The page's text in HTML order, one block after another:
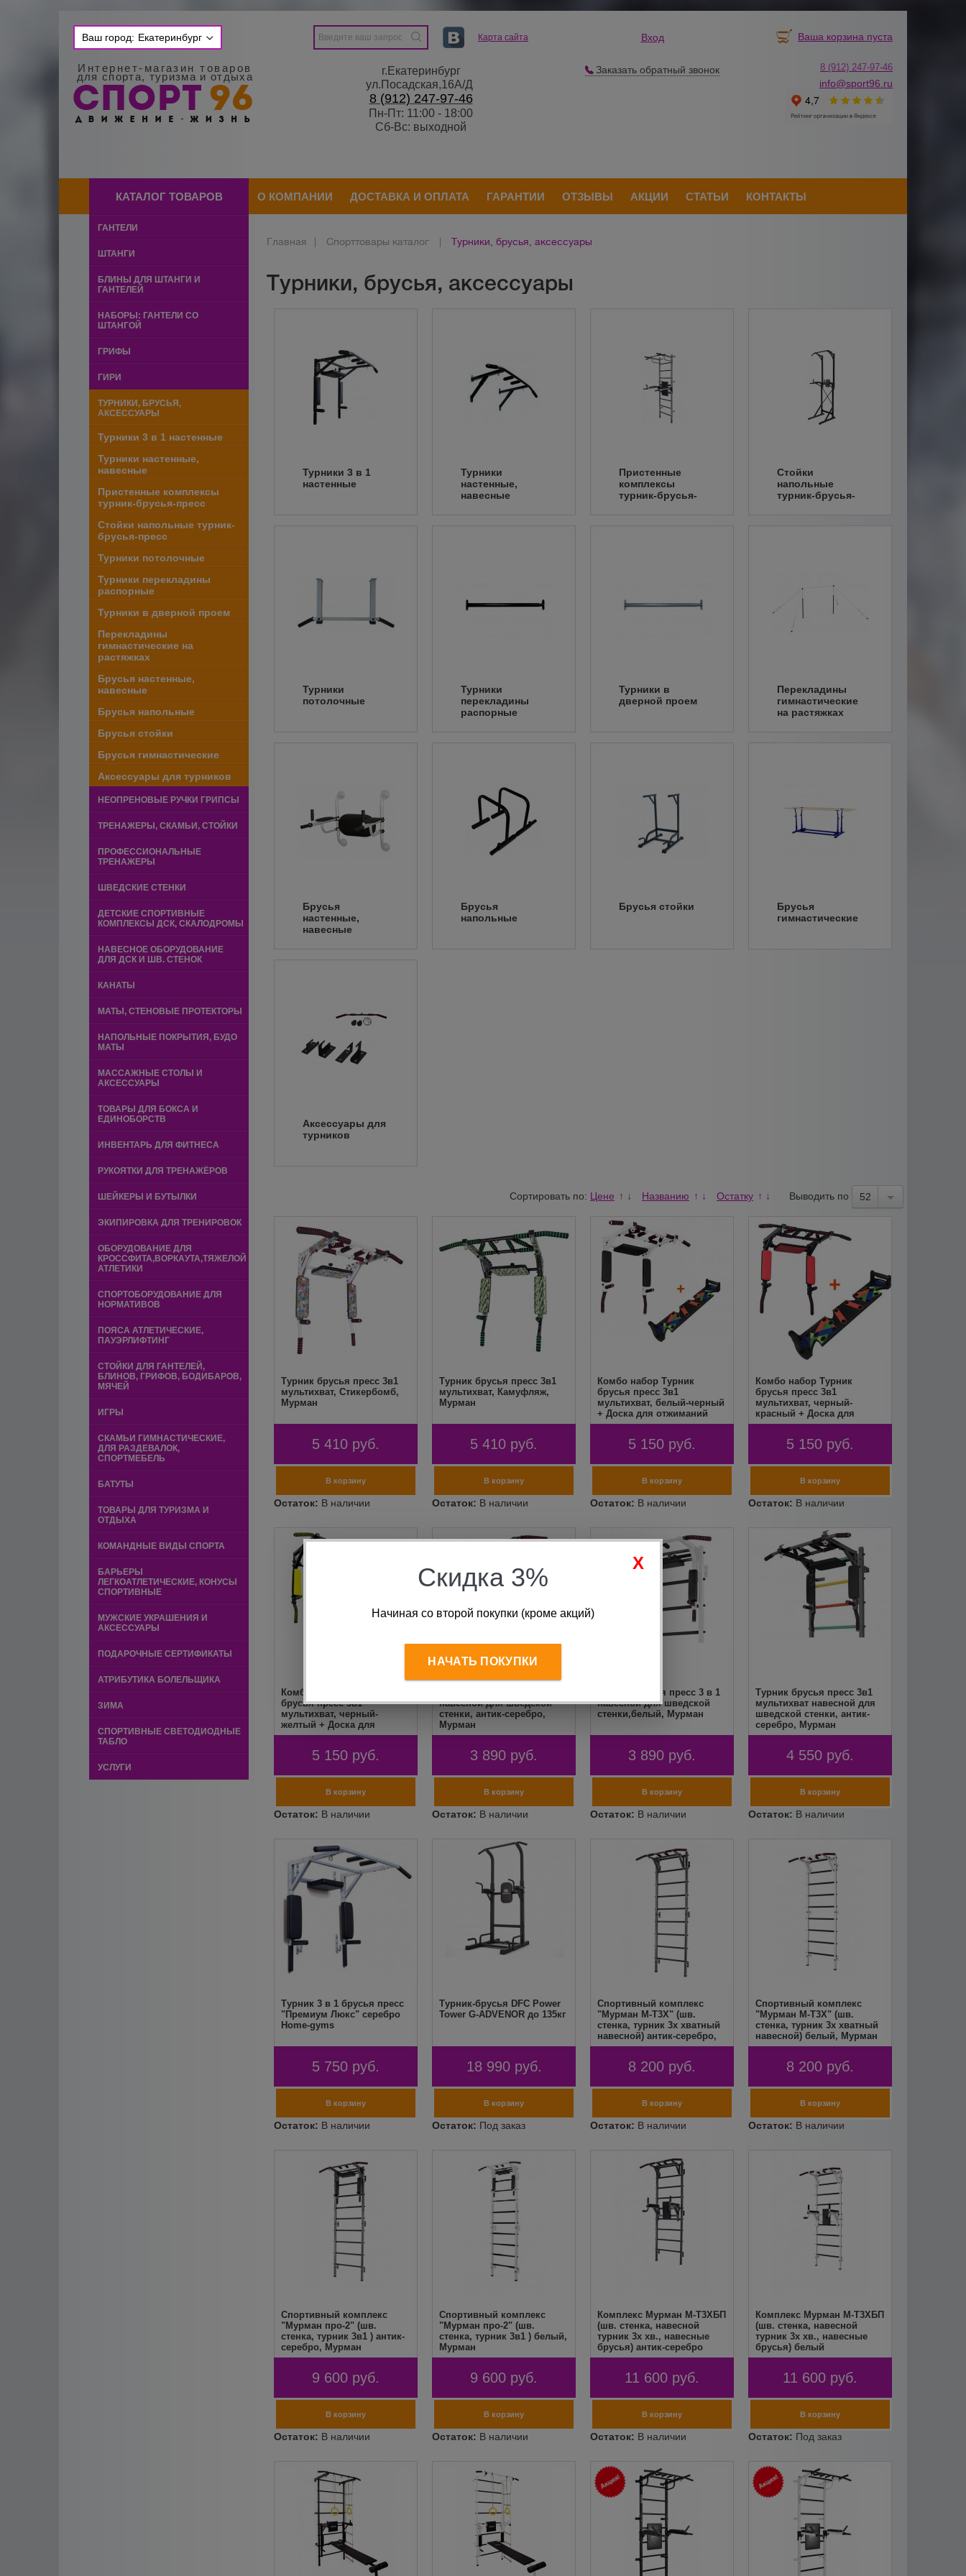
Ваш город: Екатеринбург
Интернет-магазин товаров
для спорта, туризма и отдыха
Карта сайта
г.Екатеринбург
ул.Посадская,16А/Д
8 (912) 247-97-46
Пн-Пт: 11:00 - 18:00
Сб-Вс: выходной
Вход
Заказать обратный звонок
Ваша корзина пуста
8 (912) 247-97-46
info@sport96.ru
КАТАЛОГ ТОВАРОВ О КОМПАНИИ ДОСТАВКА И ОПЛАТА ГАРАНТИИ ОТЗЫВЫ АКЦИИ СТАТЬИ КОНТАКТЫ
ГАНТЕЛИ
ШТАНГИ
БЛИНЫ ДЛЯ ШТАНГИ И
ГАНТЕЛЕЙ
НАБОРЫ: ГАНТЕЛИ СО
ШТАНГОЙ
ГРИФЫ
ГИРИ
ТУРНИКИ, БРУСЬЯ,
АКСЕССУАРЫ
Турники 3 в 1 настенные
Турники настенные,
навесные
Пристенные комплексы
турник-брусья-пресс
Стойки напольные турник-
брусья-пресс
Турники потолочные
Турники перекладины
распорные
Турники в дверной проем
Перекладины
гимнастические на
растяжках
Брусья настенные,
навесные
Брусья напольные
Брусья стойки
Брусья гимнастические
Аксессуары для турников
НЕОПРЕНОВЫЕ РУЧКИ ГРИПСЫ
ТРЕНАЖЕРЫ, СКАМЬИ, СТОЙКИ
ПРОФЕССИОНАЛЬНЫЕ
ТРЕНАЖЕРЫ
ШВЕДСКИЕ СТЕНКИ
ДЕТСКИЕ СПОРТИВНЫЕ
КОМПЛЕКСЫ ДСК, СКАЛОДРОМЫ
НАВЕСНОЕ ОБОРУДОВАНИЕ
ДЛЯ ДСК И ШВ. СТЕНОК
КАНАТЫ
МАТЫ, СТЕНОВЫЕ ПРОТЕКТОРЫ
НАПОЛЬНЫЕ ПОКРЫТИЯ, БУДО
МАТЫ
МАССАЖНЫЕ СТОЛЫ И
АКСЕССУАРЫ
ТОВАРЫ ДЛЯ БОКСА И
ЕДИНОБОРСТВ
ИНВЕНТАРЬ ДЛЯ ФИТНЕСА
РУКОЯТКИ ДЛЯ ТРЕНАЖЁРОВ
ШЕЙКЕРЫ И БУТЫЛКИ
ЭКИПИРОВКА ДЛЯ ТРЕНИРОВОК
ОБОРУДОВАНИЕ ДЛЯ
КРОССФИТА,ВОРКАУТА,ТЯЖЕЛОЙ
АТЛЕТИКИ
СПОРТОБОРУДОВАНИЕ ДЛЯ
НОРМАТИВОВ
ПОЯСА АТЛЕТИЧЕСКИЕ,
ПАУЭРЛИФТИНГ
СТОЙКИ ДЛЯ ГАНТЕЛЕЙ,
БЛИНОВ, ГРИФОВ, БОДИБАРОВ,
МЯЧЕЙ
ИГРЫ
СКАМЬИ ГИМНАСТИЧЕСКИЕ,
ДЛЯ РАЗДЕВАЛОК,
СПОРТМЕБЕЛЬ
БАТУТЫ
ТОВАРЫ ДЛЯ ТУРИЗМА И
ОТДЫХА
КОМАНДНЫЕ ВИДЫ СПОРТА
БАРЬЕРЫ
ЛЕГКОАТЛЕТИЧЕСКИЕ, КОНУСЫ
СПОРТИВНЫЕ
МУЖСКИЕ УКРАШЕНИЯ И
АКСЕССУАРЫ
ПОДАРОЧНЫЕ СЕРТИФИКАТЫ
АТРИБУТИКА БОЛЕЛЬЩИКА
ЗИМА
СПОРТИВНЫЕ СВЕТОДИОДНЫЕ
ТАБЛО
УСЛУГИ
Главная Спорттовары каталог Турники, брусья, аксессуары
Турники, брусья, аксессуары
Турники 3 в 1
настенные
Турники
настенные,
навесные
Пристенные
комплексы
турник-брусья-
Стойки
напольные
турник-брусья-
Турники
потолочные
Турники
перекладины
распорные
Турники в
дверной проем
Перекладины
гимнастические
на растяжках
Брусья
настенные,
навесные
Брусья
напольные
Брусья стойки
Брусья
гимнастические
Аксессуары для
турников
Сортировать по: Цене ↑ ↓ Названию ↑ ↓ Остатку ↑ ↓ Выводить по 52
Турник брусья пресс 3в1
мультихват, Стикербомб,
Мурман
5 410 руб.
Турник брусья пресс 3в1
мультихват, Камуфляж,
Мурман
5 410 руб.
Комбо набор Турник
брусья пресс 3в1
мультихват, белый-черный
+ Доска для отжиманий
Push Up Stand, Мурман
5 150 руб.
Комбо набор Турник
брусья пресс 3в1
мультихват, черный-
красный + Доска для
отжиманий Push Up Stand,
5 150 руб.
Комбо набор Турник
брусья пресс 3в1
мультихват, черный-
желтый + Доска для
отжиманий Push Up Stand,
5 150 руб.
навесной для шведской
стенки, антик-серебро,
Мурман
3 890 руб.
Турник брусья пресс 3 в 1
навесной для шведской
стенки,белый, Мурман
3 890 руб.
Турник брусья пресс 3в1
мультихват навесной для
шведской стенки, антик-
серебро, Мурман
4 550 руб.
Турник 3 в 1 брусья пресс
"Премиум Люкс" серебро
Home-gyms
5 750 руб.
Турник-брусья DFC Power
Tower G-ADVENOR до 135кг
18 990 руб.
Спортивный комплекс
"Мурман М-Т3X" (шв.
стенка, турник 3х хватный
навесной) антик-серебро,
Мурман
8 200 руб.
Спортивный комплекс
"Мурман М-Т3X" (шв.
стенка, турник 3х хватный
навесной) белый, Мурман
8 200 руб.
Спортивный комплекс
"Мурман про-2" (шв.
стенка, турник 3в1 ) антик-
серебро, Мурман
9 600 руб.
Спортивный комплекс
"Мурман про-2" (шв.
стенка, турник 3в1 ) белый,
Мурман
9 600 руб.
Комплекс Мурман М-Т3ХБП
(шв. стенка, навесной
турник 3х хв., навесные
брусья) антик-серебро
11 600 руб.
Комплекс Мурман М-Т3ХБП
(шв. стенка, навесной
турник 3х хв., навесные
брусья) белый
11 600 руб.
Скидка 3%
Начиная со второй покупки (кроме акций)
НАЧАТЬ ПОКУПКИ